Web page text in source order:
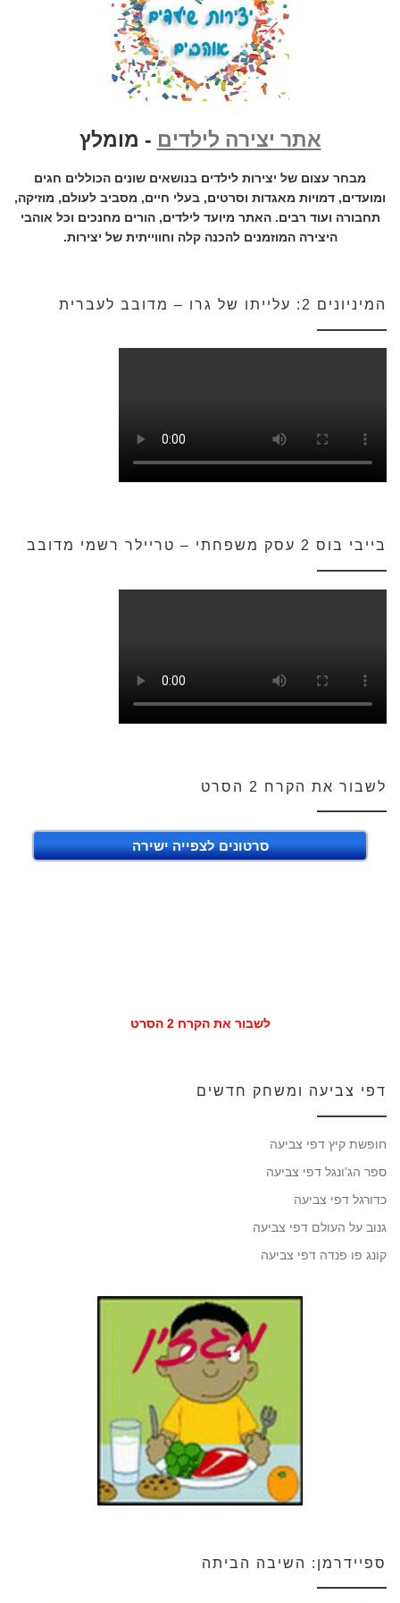
אתר יצירה לילדים - מומלץ
מבחר עצום של יצירות לילדים בנושאים שונים הכוללים חגים
ומועדים, דמויות מאגדות וסרטים, בעלי חיים, מסביב לעולם, מוזיקה,
תחבורה ועוד רבים. האתר מיועד לילדים, הורים מחנכים וכל אוהבי
היצירה המוזמנים להכנה קלה וחווייתית של יצירות.
המיניונים 2: עלייתו של גרו – מדובב לעברית
בייבי בוס 2 עסק משפחתי – טריילר רשמי מדובב
לשבור את הקרח 2 הסרט
סרטונים לצפייה ישירה
לשבור את הקרח 2 הסרט
דפי צביעה ומשחק חדשים
חופשת קיץ דפי צביעה
ספר הג'ונגל דפי צביעה
כדורגל דפי צביעה
גנוב על העולם דפי צביעה
קונג פו פנדה דפי צביעה
ספיידרמן: השיבה הביתה